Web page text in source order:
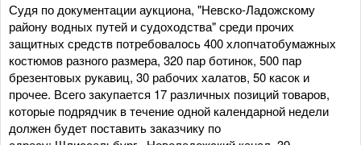
Судя по документации аукциона, "Невско-Ладожскому
району водных путей и судоходства" среди прочих
защитных средств потребовалось 400 хлопчатобумажных
костюмов разного размера, 320 пар ботинок, 500 пар
брезентовых рукавиц, 30 рабочих халатов, 50 касок и
прочее. Всего закупается 17 различных позиций товаров,
которые подрядчик в течение одной календарной недели
должен будет поставить заказчику по